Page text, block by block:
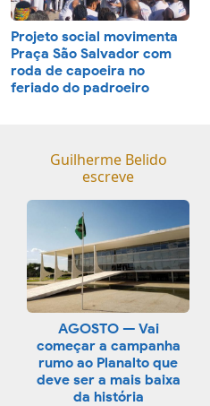
Projeto social movimenta
Praça São Salvador com
roda de capoeira no
feriado do padroeiro
Guilherme Belido
escreve
AGOSTO — Vai
começar a campanha
rumo ao Planalto que
deve ser a mais baixa
da história